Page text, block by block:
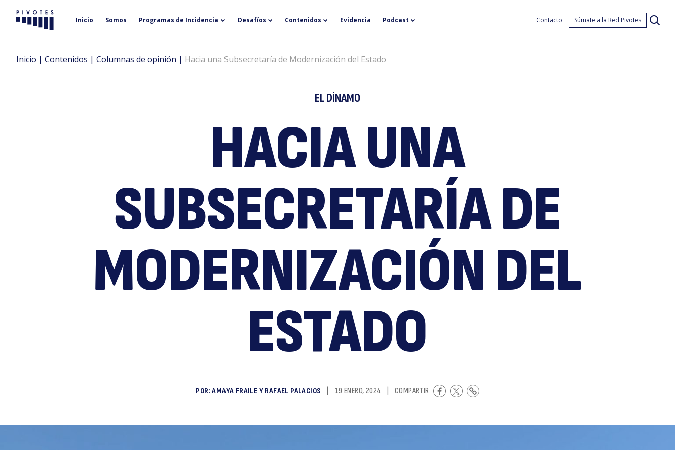
Hacia
una
Pivotes Inicio Somos Programas de Incidencia Desafíos Contenidos Evidencia Podcast Contacto Súmate a la Red Pivotes
Inicio | Contenidos | Columnas de opinión | Hacia una Subsecretaría de Modernización del Estado
EL DÍNAMO
HACIA UNA
SUBSECRETARÍA DE
MODERNIZACIÓN DEL
ESTADO
POR: AMAYA FRAILE Y RAFAEL PALACIOS 19 ENERO, 2024 COMPARTIR